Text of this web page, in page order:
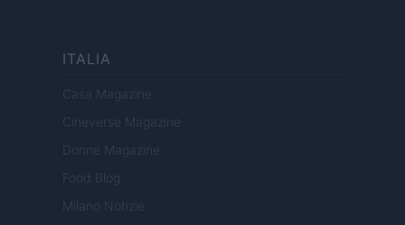
ITALIA
Casa Magazine
Cineverse Magazine
Donne Magazine
Food Blog
Milano Notizie